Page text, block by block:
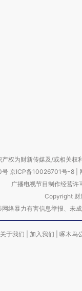
权为财新传媒及/或相关权
号 京ICP备10026701号-8
广播电视节目制作经营许
Copyright 财
网络暴力有害信息举报、
关于我们 加入我们 啄木鸟